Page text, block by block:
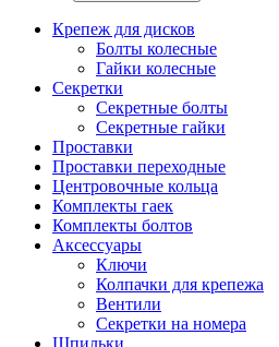
Крепеж для дисков
Болты колесные
Гайки колесные
Секретки
Секретные болты
Секретные гайки
Проставки
Проставки переходные
Центровочные кольца
Комплекты гаек
Комплекты болтов
Аксессуары
Ключи
Колпачки для крепежа
Вентили
Секретки на номера
Шпильки